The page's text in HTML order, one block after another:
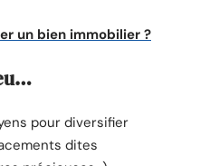
un bien immobilier ?
pour diversifier
dites